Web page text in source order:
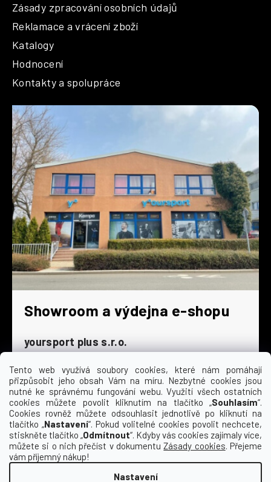
Tento web využívá soubory cookies, které nám pomáhají
přizpůsobit jeho obsah Vám na míru. Nezbytné cookies jsou
nutné ke správnému fungování webu. Využití všech ostatních
cookies můžete povolit kliknutím na tlačítko „Souhlasím“.
Cookies rovněž můžete odsouhlasit jednotlivě po kliknutí na
tlačítko „Nastavení“. Pokud volitelné cookies povolit nechcete,
stiskněte tlačítko „Odmítnout“. Kdyby vás cookies zajímaly více,
můžete si o nich přečíst v dokumentuZásady cookies. Přejeme
vám příjemný nákup!
Nastavení
Zásady zpracování osobních údajů
Reklamace a vrácení zboží
Katalogy
Hodnocení
Kontakty a spolupráce
Showroom a výdejna e-shopu
yoursport plus s.r.o.
Dyjská 845/4
196 00 Praha 9 - Čakovice
Po - Čt
9:00 - 16:30
Pá
9:00 - 15:30
So
zavřeno
Ne
zavřeno